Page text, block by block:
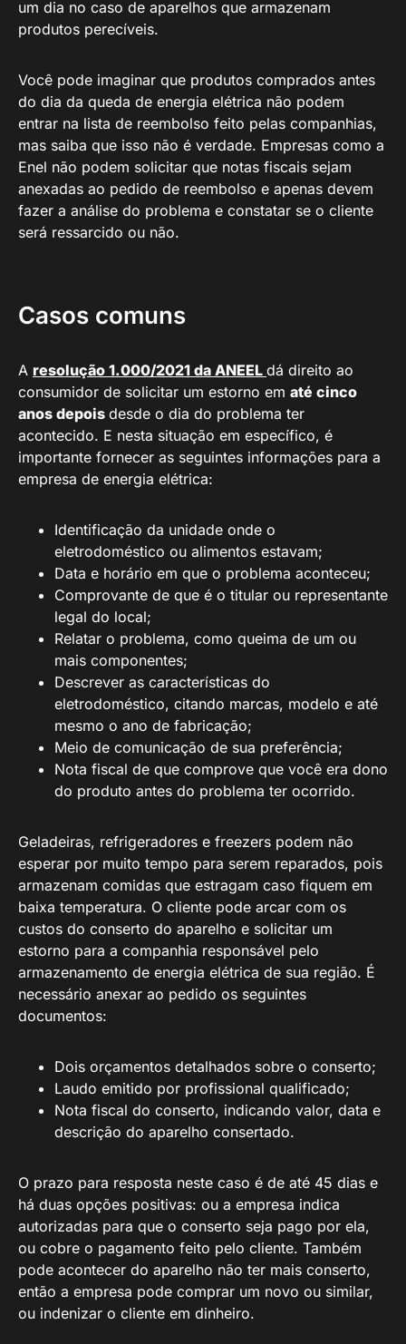
um dia no caso de aparelhos que armazenam
produtos perecíveis.
Você pode imaginar que produtos comprados antes
do dia da queda de energia elétrica não podem
entrar na lista de reembolso feito pelas companhias,
mas saiba que isso não é verdade. Empresas como a
Enel não podem solicitar que notas fiscais sejam
anexadas ao pedido de reembolso e apenas devem
fazer a análise do problema e constatar se o cliente
será ressarcido ou não.
Casos comuns
A resolução 1.000/2021 da ANEEL dá direito ao
consumidor de solicitar um estorno em até cinco
anos depois desde o dia do problema ter
acontecido. E nesta situação em específico, é
importante fornecer as seguintes informações para a
empresa de energia elétrica:
Identificação da unidade onde o
eletrodoméstico ou alimentos estavam;
Data e horário em que o problema aconteceu;
Comprovante de que é o titular ou representante
legal do local;
Relatar o problema, como queima de um ou
mais componentes;
Descrever as características do
eletrodoméstico, citando marcas, modelo e até
mesmo o ano de fabricação;
Meio de comunicação de sua preferência;
Nota fiscal de que comprove que você era dono
do produto antes do problema ter ocorrido.
Geladeiras, refrigeradores e freezers podem não
esperar por muito tempo para serem reparados, pois
armazenam comidas que estragam caso fiquem em
baixa temperatura. O cliente pode arcar com os
custos do conserto do aparelho e solicitar um
estorno para a companhia responsável pelo
armazenamento de energia elétrica de sua região. É
necessário anexar ao pedido os seguintes
documentos:
Dois orçamentos detalhados sobre o conserto;
Laudo emitido por profissional qualificado;
Nota fiscal do conserto, indicando valor, data e
descrição do aparelho consertado.
O prazo para resposta neste caso é de até 45 dias e
há duas opções positivas: ou a empresa indica
autorizadas para que o conserto seja pago por ela,
ou cobre o pagamento feito pelo cliente. Também
pode acontecer do aparelho não ter mais conserto,
então a empresa pode comprar um novo ou similar,
ou indenizar o cliente em dinheiro.